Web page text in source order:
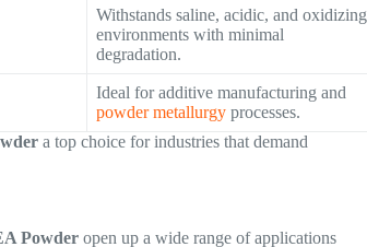
Withstands saline, acidic, and oxidizing
environments with minimal
degradation.
Ideal for additive manufacturing and
powder metallurgy processes.
a top choice for industries that demand
Powder open up a wide range of applications